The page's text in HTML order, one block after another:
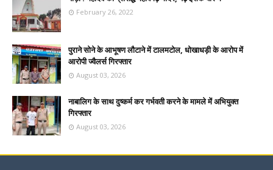
February 26, 2022
पुराने सोने के आभूषण लौटाने में टालमटोल, धोखाधड़ी के आरोप में
आरोपी ज्वैलर्स गिरफ्तार
August 03, 2026
नाबालिग के साथ दुष्कर्म कर गर्भवती करने के मामले में अभियुक्त
गिरफ्तार
August 03, 2026